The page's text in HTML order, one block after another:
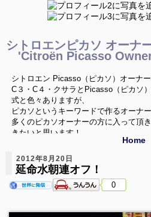
シトロエンピカソ オーナ
'Citroën Picasso
シトロエン Picasso（ピカソ）オーナ
C３・C４・クサラとPicasso（ピカソ
式と色々ありますが、
ピカソというキーワードで作るオーナ
多くのピカソオーナーの方に入って頂
きたいと思います！
ご興味を持たれたPicassoオーナーの方
Home
2012年8月20日
延命水朝連オフ！
0